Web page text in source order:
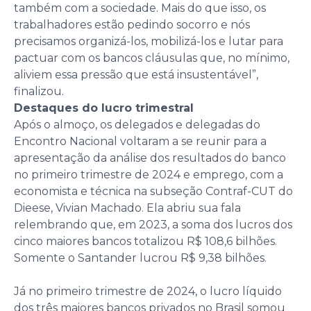
também com a sociedade. Mais do que isso, os
trabalhadores estão pedindo socorro e nós
precisamos organizá-los, mobilizá-los e lutar para
pactuar com os bancos cláusulas que, no mínimo,
aliviem essa pressão que está insustentável”,
finalizou.
Destaques do lucro trimestral
Após o almoço, os delegados e delegadas do
Encontro Nacional voltaram a se reunir para a
apresentação da análise dos resultados do banco
no primeiro trimestre de 2024 e emprego, com a
economista e técnica na subseção Contraf-CUT do
Dieese, Vivian Machado. Ela abriu sua fala
relembrando que, em 2023, a soma dos lucros dos
cinco maiores bancos totalizou R$ 108,6 bilhões.
Somente o Santander lucrou R$ 9,38 bilhões.
Já no primeiro trimestre de 2024, o lucro líquido
dos três maiores bancos privados no Brasil somou